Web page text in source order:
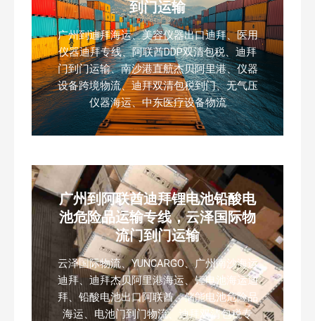
到门运输
广州到迪拜海运、美容仪器出口迪拜、医用
仪器迪拜专线、阿联酋DDP双清包税、迪拜
门到门运输、南沙港直航杰贝阿里港、仪器
设备跨境物流、迪拜双清包税到门、无气压
仪器海运、中东医疗设备物流
广州到阿联酋迪拜锂电池铅酸电
池危险品运输专线，云泽国际物
流门到门运输
云泽国际物流、YUNCARGO、广州南沙海运
迪拜、迪拜杰贝阿里港海运、锂电池海运迪
拜、铅酸电池出口阿联酋、储能电池危险品
海运、电池门到门物流、迪拜双清包税专